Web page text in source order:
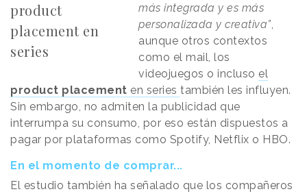
product
placement en
series
más integrada y es más
personalizada y creativa”,
aunque otros contextos
como el mail, los
videojuegos o incluso el
product placement en series también les influyen.
Sin embargo, no admiten la publicidad que
interrumpa su consumo, por eso están dispuestos a
pagar por plataformas como Spotify, Netflix o HBO.
En el momento de comprar...
El estudio también ha señalado que los compañeros